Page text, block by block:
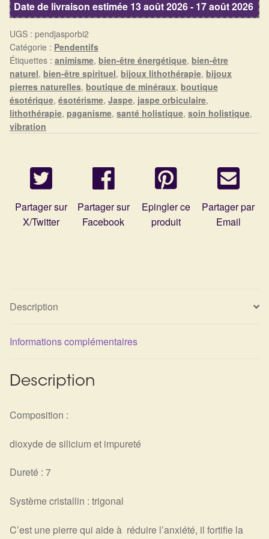
Détails du compte
Commandes
Panier
orbiculaire
Date de livraison estimée 13 août 2026 - 17 août 2026
UGS : pendjasporbi2
Catégorie : Pendentifs
Étiquettes : animisme, bien-être énergétique, bien-être
naturel, bien-être spirituel, bijoux lithothérapie, bijoux
pierres naturelles, boutique de minéraux, boutique
ésotérique, ésotérisme, Jaspe, jaspe orbiculaire,
lithothérapie, paganisme, santé holistique, soin holistique,
vibration
Partager sur
X/Twitter
Partager sur
Facebook
Epingler ce
produit
Partager par
Email
Description
Informations complémentaires
Description
Composition :
dioxyde de silicium et impureté
Dureté : 7
Système cristallin : trigonal
C’est une pierre qui aide à réduire l’anxiété, il fortifie la